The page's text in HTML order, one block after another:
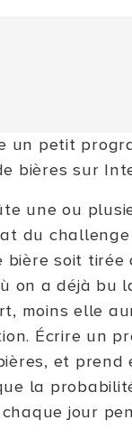
un petit
bières sur
une ou
du
soit tirée
on a déjà bu
moins elle
Écrire un
et prend
la
jour